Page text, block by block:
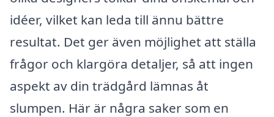
idéer, vilket kan leda till ännu bättre
resultat. Det ger även möjlighet att ställa
frågor och klargöra detaljer, så att ingen
aspekt av din trädgård lämnas åt
slumpen. Här är några saker som en